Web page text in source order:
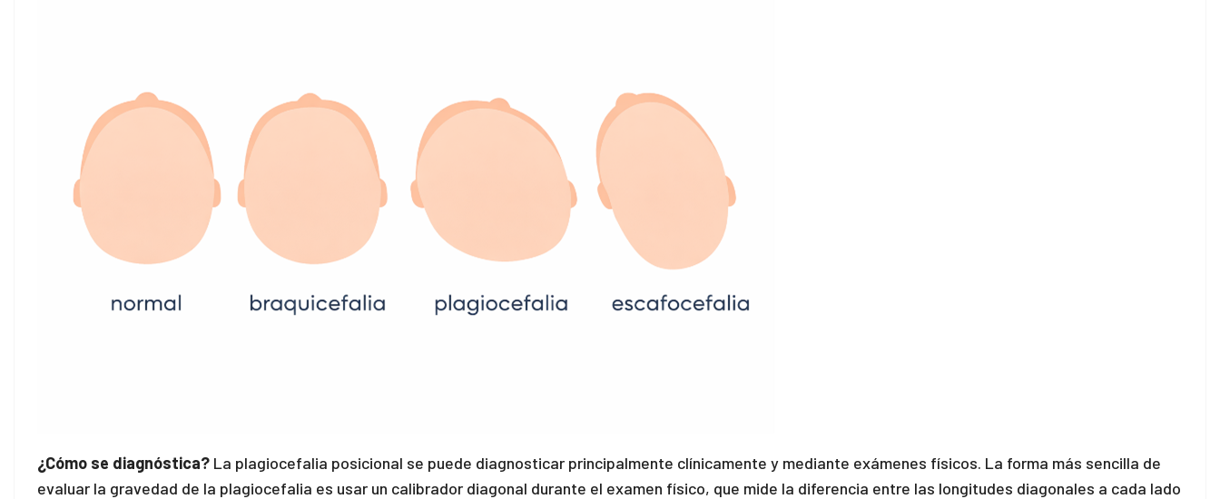
¿Cómo se diagnóstica? La plagiocefalia posicional se puede diagnosticar principalmente clínicamente y mediante exámenes físicos. La forma más sencilla de
evaluar la gravedad de la plagiocefalia es usar un calibrador diagonal durante el examen físico, que mide la diferencia entre las longitudes diagonales a cada lado